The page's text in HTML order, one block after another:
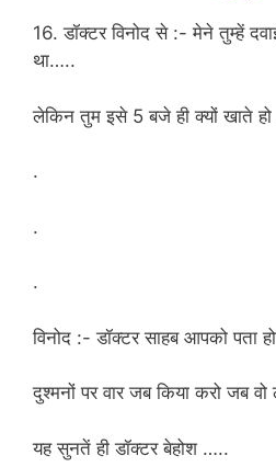
16. डॉक्टर विनोद से :- मेने तुम्हें
था…..
लेकिन तुम इसे 5 बजे ही क्यों खाते हो
.
.
.
विनोद :- डॉक्टर साहब आपको पता
दुश्मनों पर वार जब किया करो जब
यह सुनतें ही डॉक्टर बेहोश …..